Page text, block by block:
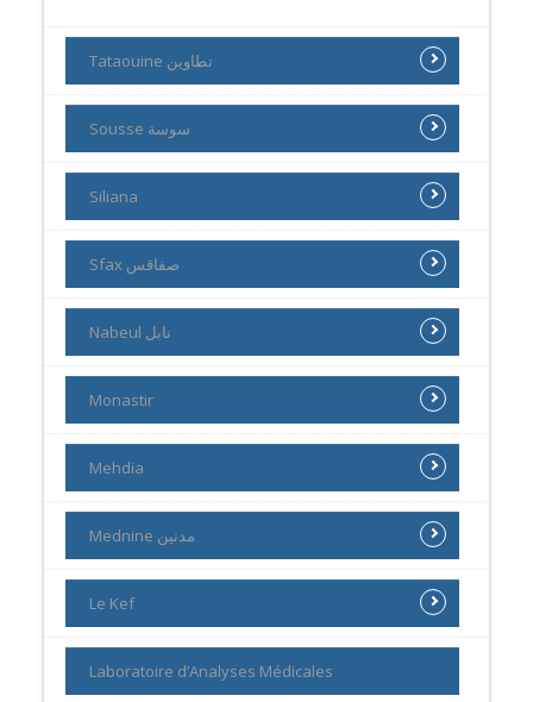
Tataouine تطاوين
Sousse سوسة
Siliana
Sfax صفاقس
Nabeul نابل
Monastir
Mehdia
Mednine مدنين
Le Kef
Laboratoire d’Analyses Médicales